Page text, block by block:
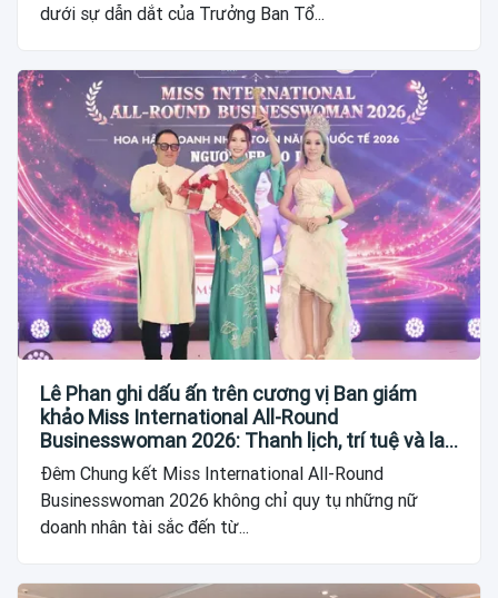
dưới sự dẫn dắt của Trưởng Ban Tổ...
Lê Phan ghi dấu ấn trên cương vị Ban giám
khảo Miss International All-Round
Businesswoman 2026: Thanh lịch, trí tuệ và lan
tỏa giá trị của người phụ nữ hiện đại
Đêm Chung kết Miss International All-Round
Businesswoman 2026 không chỉ quy tụ những nữ
doanh nhân tài sắc đến từ...